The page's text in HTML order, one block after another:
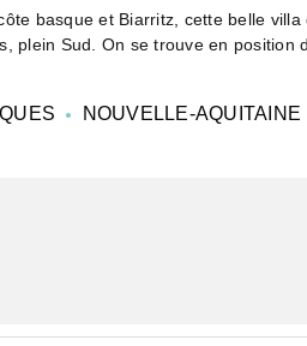
basque et Biarritz, cette belle villa
plein Sud. On se trouve en position
NOUVELLE-AQUITAINE